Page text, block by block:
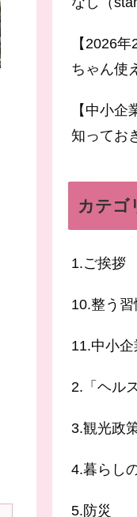
【2026
ちゃん使
【中小
知ってお
カテゴ
1.ご挨拶
10.整う
11.中小
2.「ヘル
3.観光政
4.暮らし
5.防災